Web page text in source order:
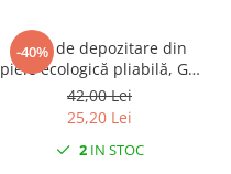
-40%
Cutie de depozitare din
piele ecologică pliabilă, Gri
- Hazel
42,00 Lei
25,20 Lei
2IN STOC